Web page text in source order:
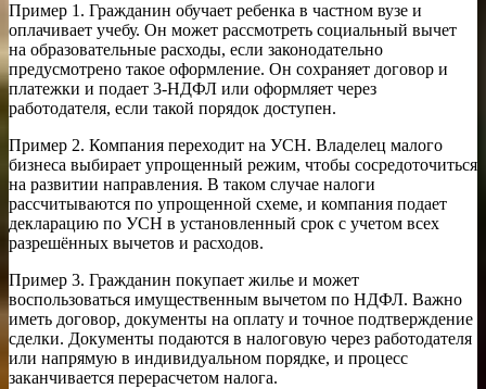
Пример 1. Гражданин обучает ребенка в частном вузе и
оплачивает учебу. Он может рассмотреть социальный вычет
на образовательные расходы, если законодательно
предусмотрено такое оформление. Он сохраняет договор и
платежки и подает 3-НДФЛ или оформляет через
работодателя, если такой порядок доступен.
Пример 2. Компания переходит на УСН. Владелец малого
бизнеса выбирает упрощенный режим, чтобы сосредоточиться
на развитии направления. В таком случае налоги
рассчитываются по упрощенной схеме, и компания подает
декларацию по УСН в установленный срок с учетом всех
разрешённых вычетов и расходов.
Пример 3. Гражданин покупает жилье и может
воспользоваться имущественным вычетом по НДФЛ. Важно
иметь договор, документы на оплату и точное подтверждение
сделки. Документы подаются в налоговую через работодателя
или напрямую в индивидуальном порядке, и процесс
заканчивается перерасчетом налога.